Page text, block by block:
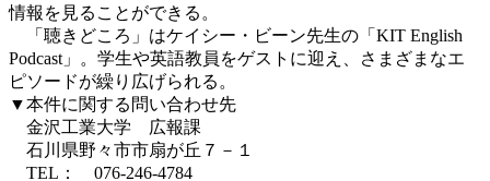
情報を見ることができる。
「聴きどころ」はケイシー・ビーン先生の「KIT English
Podcast」。学生や英語教員をゲストに迎え、さまざまなエ
ピソードが繰り広げられる。
▼本件に関する問い合わせ先
金沢工業大学 広報課
石川県野々市市扇が丘７－１
TEL： 076-246-4784